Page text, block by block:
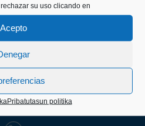
su uso clicando en
Acepto
Pribatutasun politika